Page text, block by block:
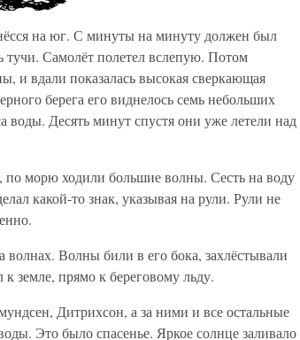
на юг. С минуты на минуту должен был
тучи. Самолёт полетел вслепую. Потом
и вдали показалась высокая сверкающая
берега его виднелось семь небольших
воды. Десять минут спустя они уже летели над
морю ходили большие волны. Сесть на воду
какой-то знак, указывая на рули. Рули не
волнах. Волны били в его бока, захлёстывали
к земле, прямо к береговому льду.
Дитрихсон, а за ними и все остальные
Это было спасенье. Яркое солнце заливало